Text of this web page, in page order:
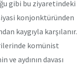
gibi bu ziyaretindeki
konjonktüründen
kaygıyla karşılanır.
komünist
aydının davası